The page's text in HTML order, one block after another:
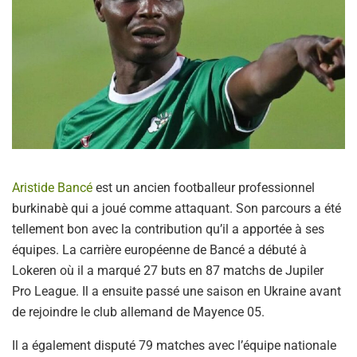
Aristide Bancé est un ancien footballeur professionnel
burkinabè qui a joué comme attaquant. Son parcours a été
tellement bon avec la contribution qu’il a apportée à ses
équipes. La carrière européenne de Bancé a débuté à
Lokeren où il a marqué 27 buts en 87 matchs de Jupiler
Pro League. Il a ensuite passé une saison en Ukraine avant
de rejoindre le club allemand de Mayence 05.
Il a également disputé 79 matches avec l’équipe nationale